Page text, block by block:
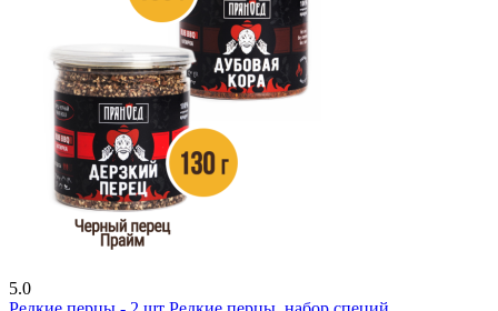
5.0